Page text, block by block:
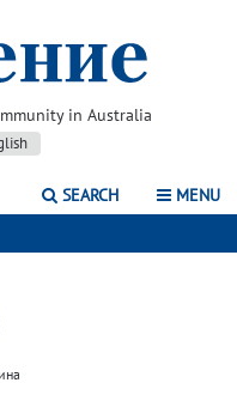
in Australia
SEARCH MENU